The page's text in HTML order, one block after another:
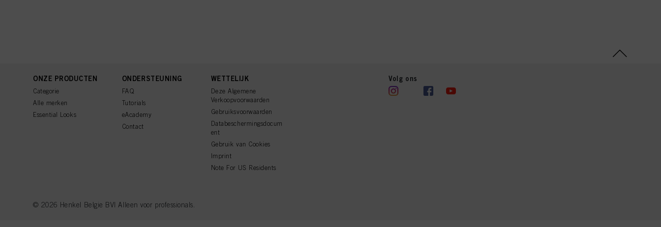
ONZE PRODUCTEN
Categorie
Alle merken
Essential Looks
ONDERSTEUNING
FAQ
Tutorials
eAcademy
Contact
WETTELIJK
Deze Algemene
Verkoopvoorwaarden
Gebruiksvoorwaarden
Databeschermingsdocum
ent
Gebruik van Cookies
Imprint
Note For US Residents
Volg ons
© 2026 Henkel Belgie BV| Alleen voor professionals.